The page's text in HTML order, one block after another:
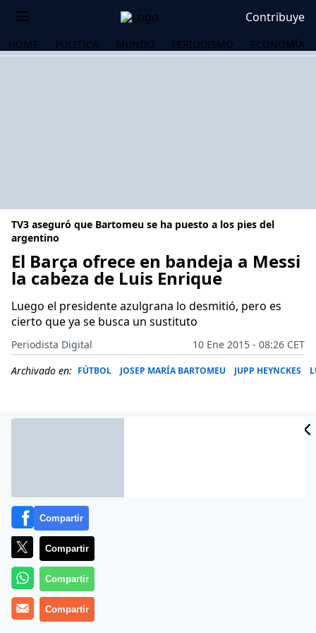
Contribuye
HOME POLÍTICA MUNDO PERIODISMO ECONOMÍA
TV3 aseguró que Bartomeu se ha puesto a los pies del
argentino
El Barça ofrece en bandeja a Messi
la cabeza de Luis Enrique
Luego el presidente azulgrana lo desmitió, pero es
cierto que ya se busca un sustituto
Periodista Digital
10 Ene 2015 - 08:26 CET
Archivado en: FÚTBOL JOSEP MARÍA BARTOMEU JUPP HEYNCKES
Más información
Compartir
Compartir
Compartir
Compartir